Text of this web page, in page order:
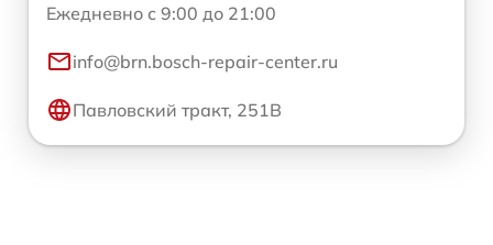
Ежедневно с 9:00 до 21:00
info@brn.bosch-repair-center.ru
Павловский тракт, 251В